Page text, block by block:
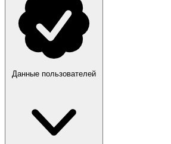
Данные пользователей